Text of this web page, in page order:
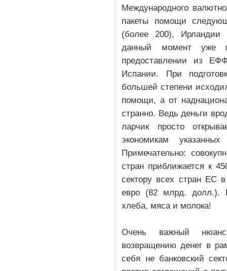
Международного
пакеты помощи
(более 200), Ирландии
данный момент уже
предоставлении из
Испании. При
большей степени
помощи, а от
странно. Ведь деньги
ларчик просто
экономикам
Примечательно:
стран приближается к
сектору всех стран ЕС
евро (82 млрд. долл.).
хлеба, мяса и молока!
Очень важный
возвращению денег в
себя не банковский